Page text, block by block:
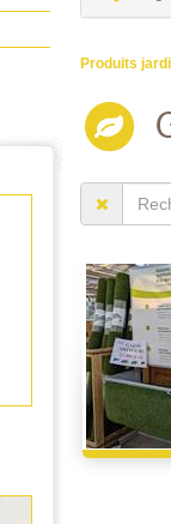
Produits